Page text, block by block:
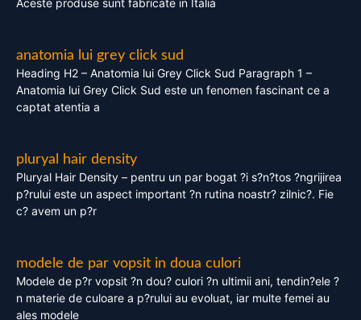
Aceste produse sunt fabricate in Italia
anatomia lui grey click sud
Heading H2 – Anatomia lui Grey Click Sud Paragraph 1 –
Anatomia lui Grey Click Sud este un fenomen fascinant ce a
captat atentia a
pluryal hair density
Pluryal Hair Density – pentru un par bogat ?i s?n?tos ?ngrijirea
p?rului este un aspect important ?n rutina noastr? zilnic?. Fie
c? avem un p?r
modele de par vopsit in doua culori
Modele de p?r vopsit ?n dou? culori ?n ultimii ani, tendin?ele ?
n materie de culoare a p?rului au evoluat, iar multe femei au
ales modele